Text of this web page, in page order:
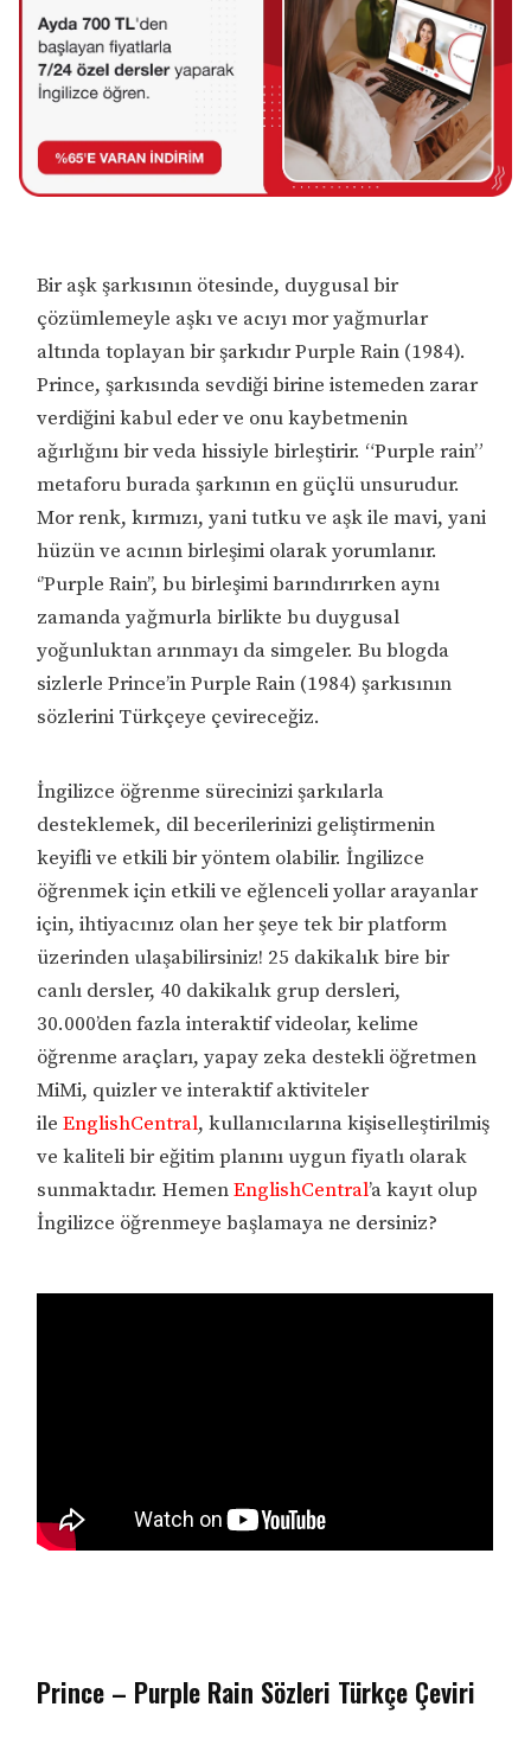
Bir aşk şarkısının ötesinde, duygusal bir
çözümlemeyle aşkı ve acıyı mor yağmurlar
altında toplayan bir şarkıdır Purple Rain (1984).
Prince, şarkısında sevdiği birine istemeden zarar
verdiğini kabul eder ve onu kaybetmenin
ağırlığını bir veda hissiyle birleştirir. “Purple rain”
metaforu burada şarkının en güçlü unsurudur.
Mor renk, kırmızı, yani tutku ve aşk ile mavi, yani
hüzün ve acının birleşimi olarak yorumlanır.
‘’Purple Rain’’, bu birleşimi barındırırken aynı
zamanda yağmurla birlikte bu duygusal
yoğunluktan arınmayı da simgeler. Bu blogda
sizlerle Prince’in Purple Rain (1984) şarkısının
sözlerini Türkçeye çevireceğiz.
İngilizce öğrenme sürecinizi şarkılarla
desteklemek, dil becerilerinizi geliştirmenin
keyifli ve etkili bir yöntem olabilir. İngilizce
öğrenmek için etkili ve eğlenceli yollar arayanlar
için, ihtiyacınız olan her şeye tek bir platform
üzerinden ulaşabilirsiniz! 25 dakikalık bire bir
canlı dersler, 40 dakikalık grup dersleri,
30.000’den fazla interaktif videolar, kelime
öğrenme araçları, yapay zeka destekli öğretmen
MiMi, quizler ve interaktif aktiviteler
ileEnglishCentral, kullanıcılarına kişiselleştirilmiş
ve kaliteli bir eğitim planını uygun fiyatlı olarak
sunmaktadır. HemenEnglishCentral’a kayıt olup
İngilizce öğrenmeye başlamaya ne dersiniz?
Prince – Purple Rain Sözleri Türkçe Çeviri